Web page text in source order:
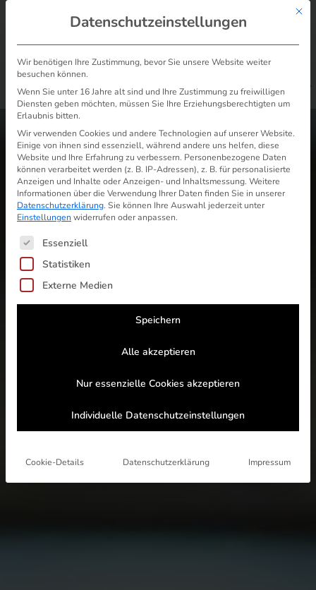
Extraenergie nach Preiserhöhung sonderkündigen: Vorlagen,
Tipps, Hinweise
Mit
Datenschutzeinstellungen
Wir benötigen Ihre Zustimmung, bevor Sie unsere Website weiter
besuchen können.
Wenn Sie unter 16 Jahre alt sind und Ihre Zustimmung zu freiwilligen
Diensten geben möchten, müssen Sie Ihre Erziehungsberechtigten um
Erlaubnis bitten.
Wir verwenden Cookies und andere Technologien auf unserer Website.
Einige von ihnen sind essenziell, während andere uns helfen, diese
Website und Ihre Erfahrung zu verbessern. Personenbezogene Daten
können verarbeitet werden (z. B. IP-Adressen), z. B. für personalisierte
Anzeigen und Inhalte oder Anzeigen- und Inhaltsmessung. Weitere
Informationen über die Verwendung Ihrer Daten finden Sie in unserer
Datenschutzerklärung. Sie können Ihre Auswahl jederzeit unter
Einstellungen widerrufen oder anpassen.
Es folgt eine Liste der Service-Gruppen, für die
Essenziell
Statistiken
Externe Medien
Speichern
Alle akzeptieren
Nur essenzielle Cookies akzeptieren
Individuelle Datenschutzeinstellungen
Cookie-Details Datenschutzerklärung Impressum